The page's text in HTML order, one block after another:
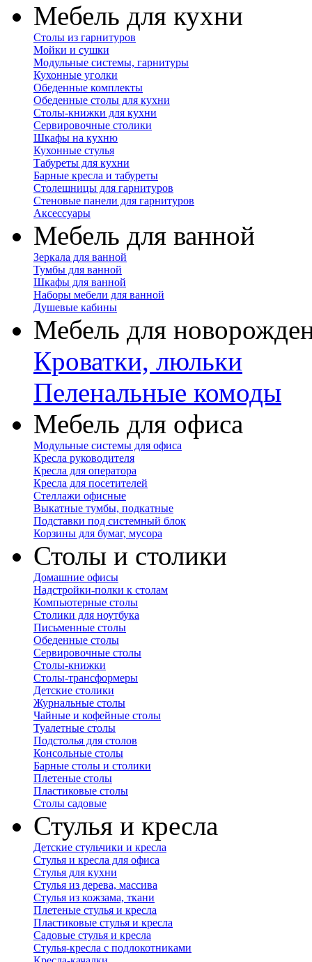
Мебель для кухни
Столы из гарнитуров
Мойки и сушки
Модульные системы, гарнитуры
Кухонные уголки
Обеденные комплекты
Обеденные столы для кухни
Столы-книжки для кухни
Сервировочные столики
Шкафы на кухню
Кухонные стулья
Табуреты для кухни
Барные кресла и табуреты
Столешницы для гарнитуров
Стеновые панели для гарнитуров
Аксессуары
Мебель для ванной
Зеркала для ванной
Тумбы для ванной
Шкафы для ванной
Наборы мебели для ванной
Душевые кабины
Мебель для
Кроватки, люльки
Пеленальные комоды
Мебель для офиса
Модульные системы для офиса
Кресла руководителя
Кресла для оператора
Кресла для посетителей
Стеллажи офисные
Выкатные тумбы, подкатные
Подставки под системный блок
Корзины для бумаг, мусора
Столы и столики
Домашние офисы
Надстройки-полки к столам
Компьютерные столы
Столики для ноутбука
Письменные столы
Обеденные столы
Сервировочные столы
Столы-книжки
Столы-трансформеры
Детские столики
Журнальные столы
Чайные и кофейные столы
Туалетные столы
Подстолья для столов
Консольные столы
Барные столы и столики
Плетеные столы
Пластиковые столы
Столы садовые
Стулья и кресла
Детские стульчики и кресла
Стулья и кресла для офиса
Стулья для кухни
Стулья из дерева, массива
Стулья из кожзама, ткани
Плетеные стулья и кресла
Пластиковые стулья и кресла
Садовые стулья и кресла
Стулья-кресла с подлокотниками